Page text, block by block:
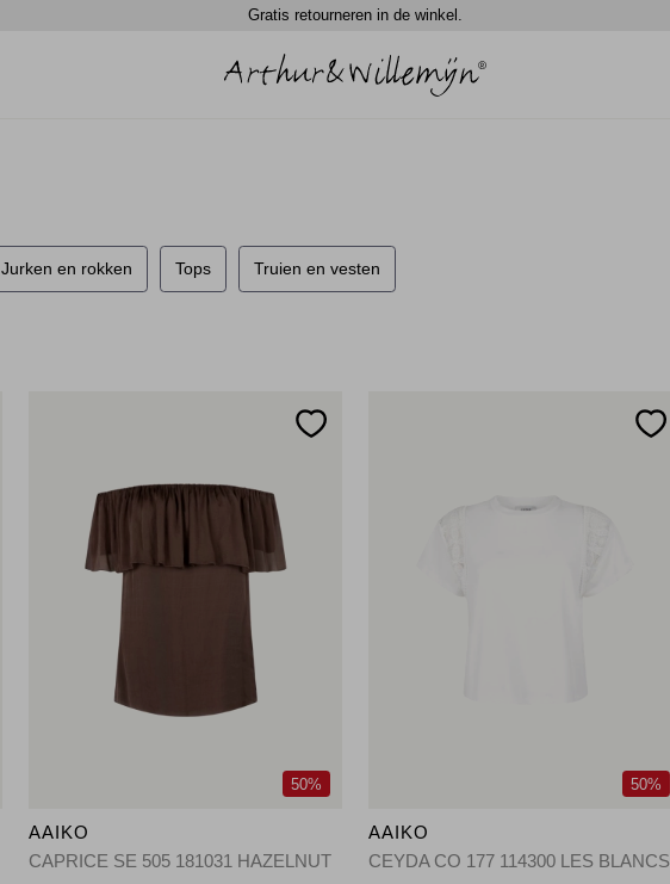
Spaar automatisch 5% in waardecheque punten.
Jurken en rokken Tops Truien en vesten
50%
AAIKO
CAPRICE SE 505 181031 HAZELNUT
50%
AAIKO
CEYDA CO 177 114300 LES BLANCS